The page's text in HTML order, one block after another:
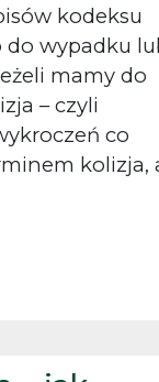
kodeksu
do wypadku
mamy do
– czyli
co
kolizja,